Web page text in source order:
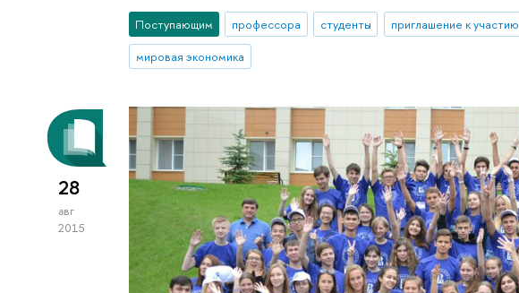
Поступающим профессора студенты приглашение к участию
мировая экономика
28
авг
2015